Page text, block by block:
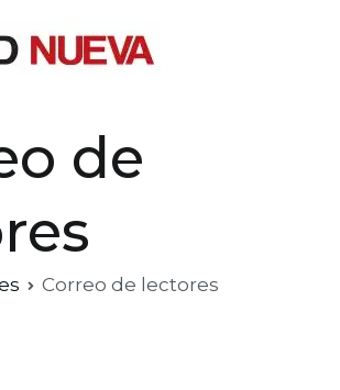
de
Correo de lectores